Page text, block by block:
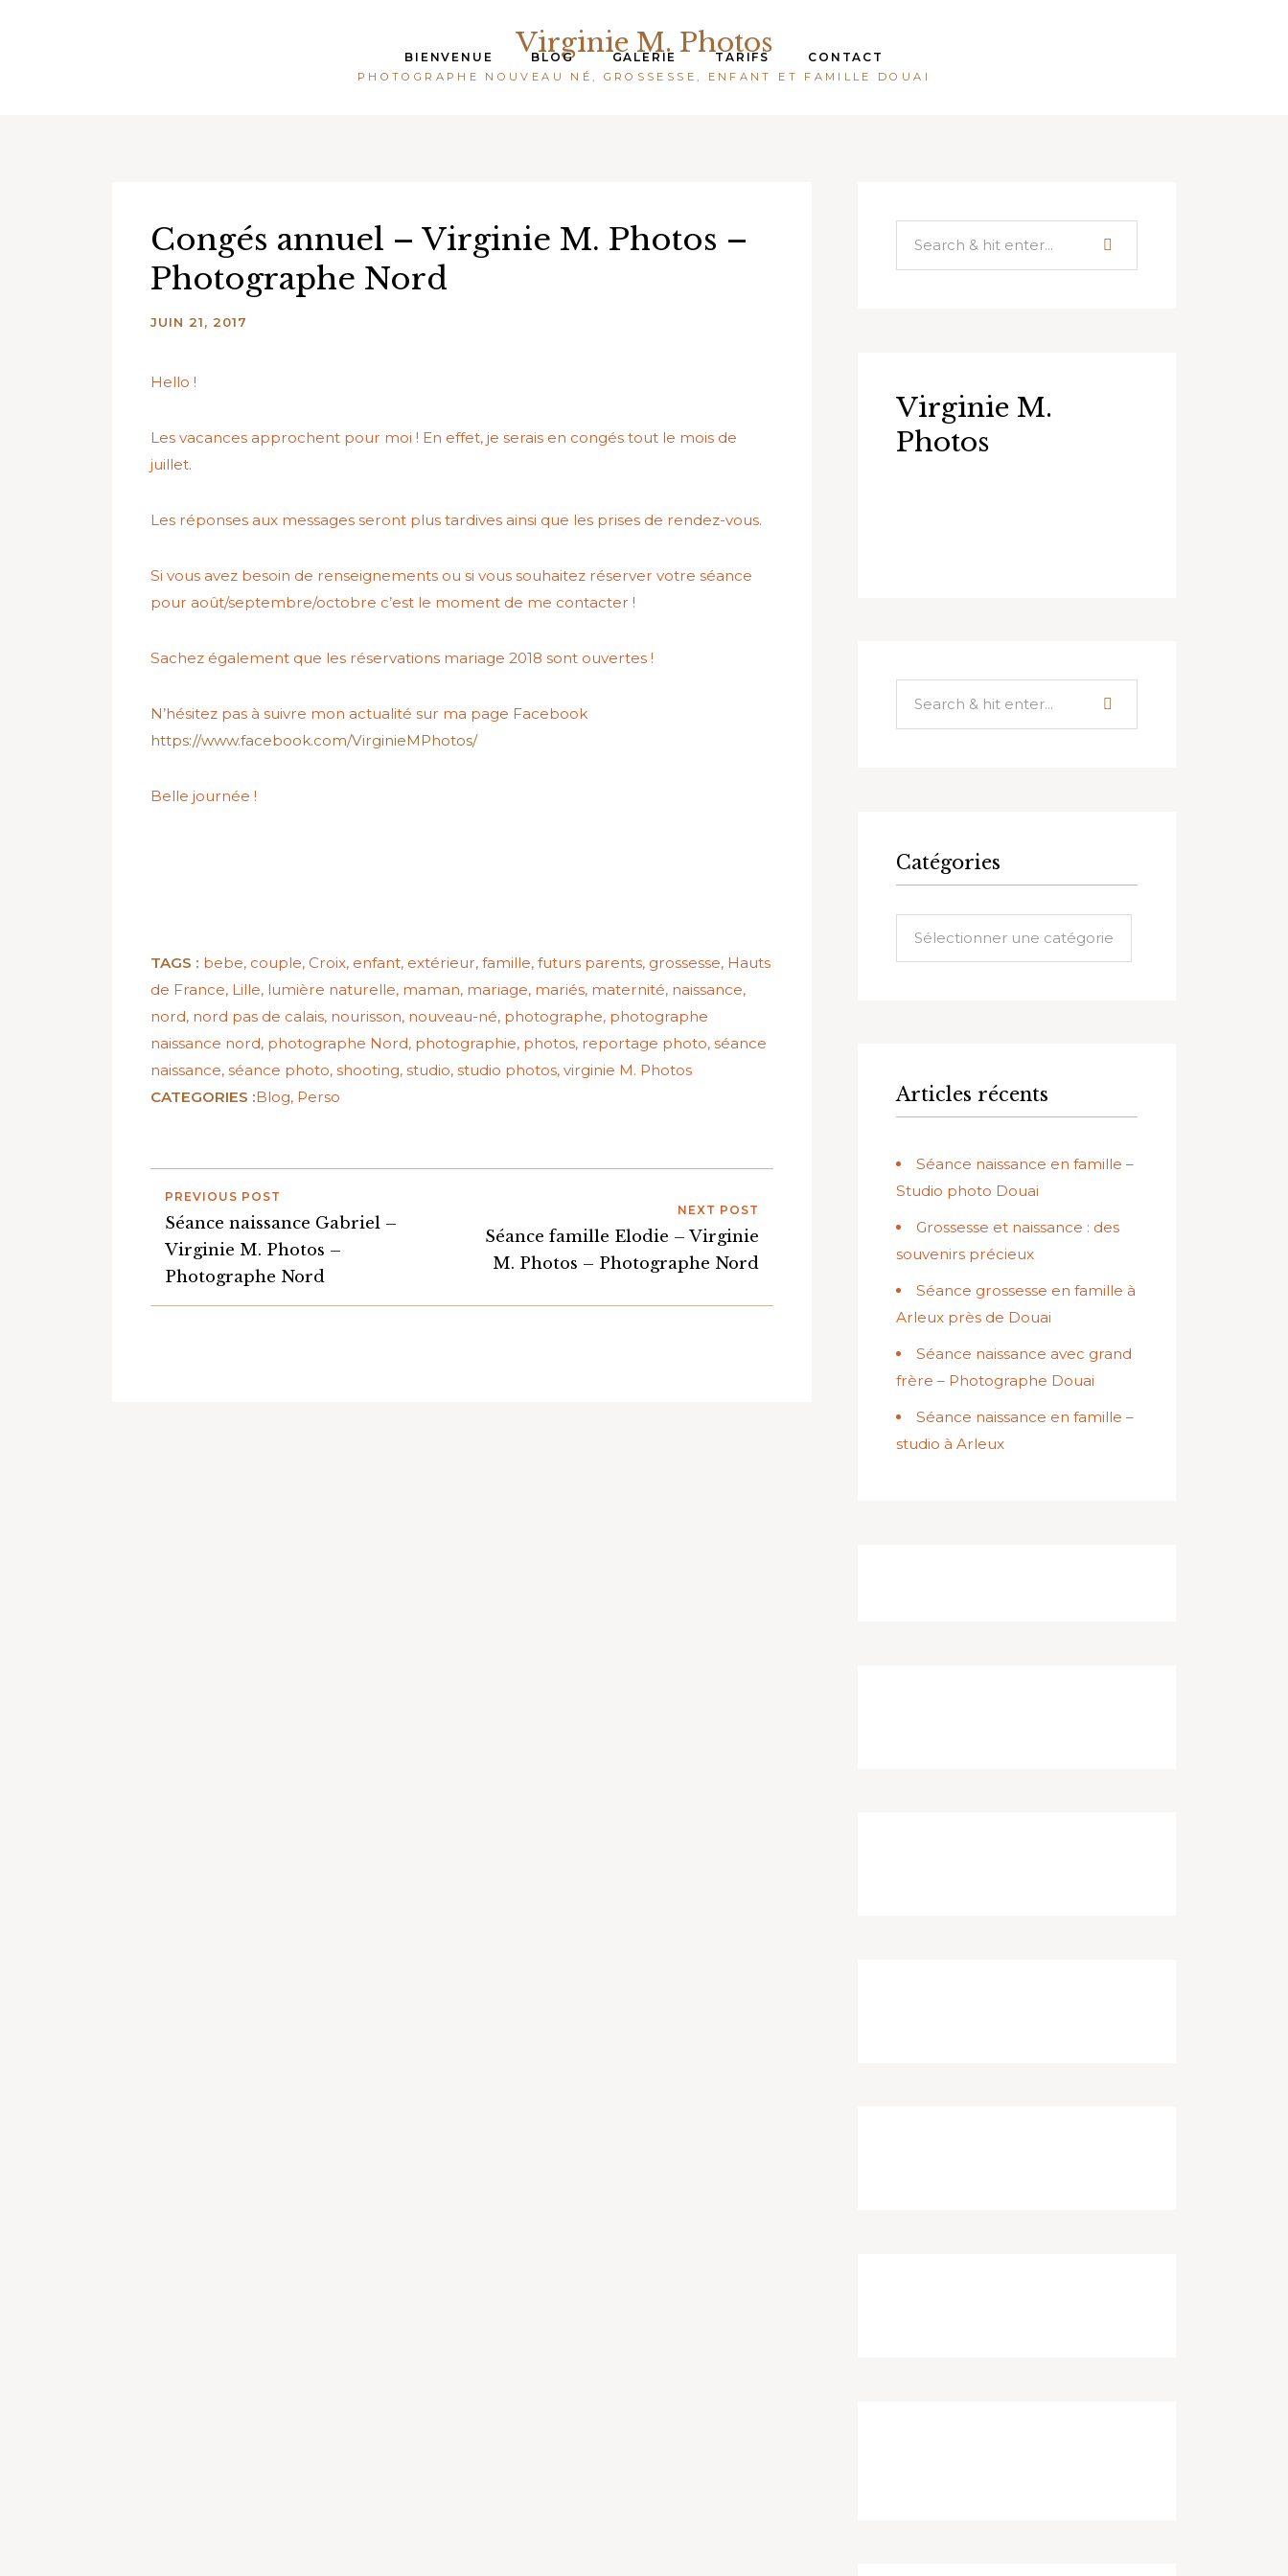
Virginie M. Photos
PHOTOGRAPHE NOUVEAU NÉ, GROSSESSE, ENFANT ET FAMILLE DOUAI
BIENVENUE BLOG GALERIE TARIFS CONTACT
Congés annuel – Virginie M. Photos –
Photographe Nord
JUIN 21, 2017
Hello !
Les vacances approchent pour moi ! En effet, je serais en congés tout le mois de
juillet.
Les réponses aux messages seront plus tardives ainsi que les prises de rendez-vous.
Si vous avez besoin de renseignements ou si vous souhaitez réserver votre séance
pour août/septembre/octobre c’est le moment de me contacter !
Sachez également que les réservations mariage 2018 sont ouvertes !
N’hésitez pas à suivre mon actualité sur ma page Facebook
https://www.facebook.com/VirginieMPhotos/
Belle journée !
TAGS : bebe, couple, Croix, enfant, extérieur, famille, futurs parents, grossesse, Hauts
de France, Lille, lumière naturelle, maman, mariage, mariés, maternité, naissance,
nord, nord pas de calais, nourisson, nouveau-né, photographe, photographe
naissance nord, photographe Nord, photographie, photos, reportage photo, séance
naissance, séance photo, shooting, studio, studio photos, virginie M. Photos
CATEGORIES :Blog, Perso
PREVIOUS POST
Séance naissance Gabriel –
Virginie M. Photos –
Photographe Nord
NEXT POST
Séance famille Elodie – Virginie
M. Photos – Photographe Nord
Virginie M.
Photos
Catégories
Articles récents
Séance naissance en famille –
Studio photo Douai
Grossesse et naissance : des
souvenirs précieux
Séance grossesse en famille à
Arleux près de Douai
Séance naissance avec grand
frère – Photographe Douai
Séance naissance en famille –
studio à Arleux